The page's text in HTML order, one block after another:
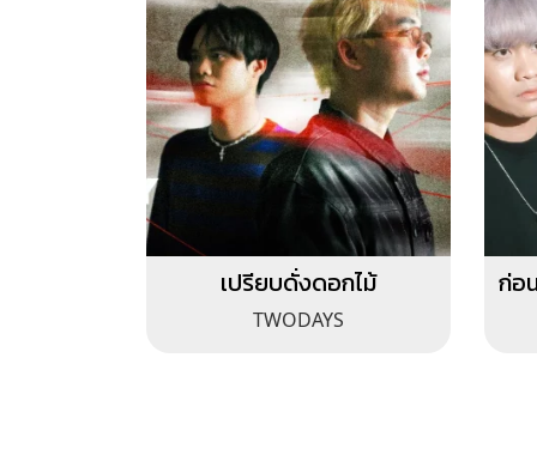
เปรียบดั่งดอกไม้
TWODAYS
ก่อ